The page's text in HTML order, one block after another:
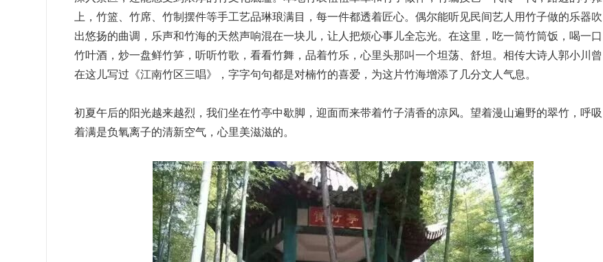
上，竹篮、竹席、竹制摆件等手工艺品琳琅满目，每一件都透着匠心。偶尔能听见民间艺人用竹子做的乐器吹
出悠扬的曲调，乐声和竹海的天然声响混在一块儿，让人把烦心事儿全忘光。在这里，吃一筒竹筒饭，喝一口
竹叶酒，炒一盘鲜竹笋，听听竹歌，看看竹舞，品着竹乐，心里头那叫一个坦荡、舒坦。相传大诗人郭小川曾
在这儿写过《江南竹区三唱》，字字句句都是对楠竹的喜爱，为这片竹海增添了几分文人气息。
初夏午后的阳光越来越烈，我们坐在竹亭中歇脚，迎面而来带着竹子清香的凉风。望着漫山遍野的翠竹，呼吸
着满是负氧离子的清新空气，心里美滋滋的。